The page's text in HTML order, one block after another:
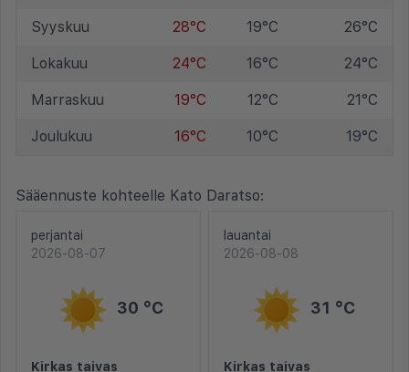
Syyskuu 28°C 19°C 26°C
Lokakuu 24°C 16°C 24°C
Marraskuu 19°C 12°C 21°C
Joulukuu 16°C 10°C 19°C
Sääennuste kohteelle Kato Daratso:
perjantai
2026-08-07
30 °C
Kirkas taivas
lauantai
2026-08-08
31 °C
Kirkas taivas